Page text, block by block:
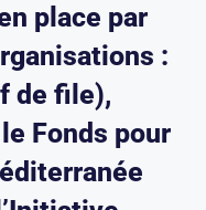
place par
:
de file),
Fonds pour